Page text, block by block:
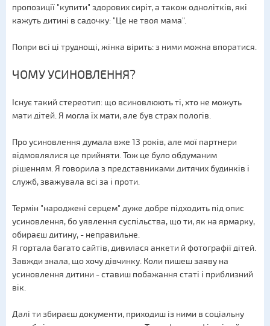
пропозиції "купити" здорових сиріт, а також однолітків, які
кажуть дитині в садочку: "Це не твоя мама".
Попри всі ці труднощі, жінка вірить: з ними можна впоратися.
ЧОМУ УСИНОВЛЕННЯ?
Існує такий стереотип: що всиновлюють ті, хто не можуть
мати дітей. Я могла їх мати, але був страх пологів.
Про усиновлення думала вже 13 років, але мої партнери
відмовлялися це прийняти. Тож це було обдуманим
рішенням. Я говорила з представниками дитячих будинків і
служб, зважувала всі за і проти.
Термін "народжені серцем" дуже добре підходить під опис
усиновлення, бо уявлення суспільства, що ти, як на ярмарку,
обираєш дитину, - неправильне.
Я гортала багато сайтів, дивилася анкети й фотографії дітей.
Завжди знала, що хочу дівчинку. Коли пишеш заяву на
усиновлення дитини - ставиш побажання статі і приблизний
вік.
Далі ти збираєш документи, приходиш із ними в соціальну